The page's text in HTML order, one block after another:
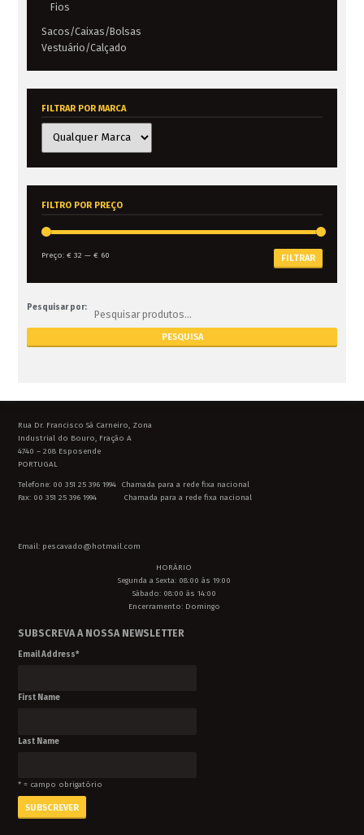
Fios
Sacos/Caixas/Bolsas
Vestuário/Calçado
FILTRAR POR MARCA
FILTRO POR PREÇO
FILTRAR
Preço:€ 32 —€ 60
Pesquisar por:
Rua Dr. Francisco Sá Carneiro, Zona
Industrial do Bouro, Fração A
4740 – 208 Esposende
PORTUGAL
Telefone: 00 351 25 396 1994 Chamada para a rede fixa nacional
Fax: 00 351 25 396 1994 Chamada para a rede fixa nacional
Email: pescavado@hotmail.com
HORÁRIO
Segunda a Sexta: 08:00 às 19:00
Sábado: 08:00 às 14:00
Encerramento: Domingo
SUBSCREVA A NOSSA NEWSLETTER
Email Address*
First Name
Last Name
* = campo obrigatório